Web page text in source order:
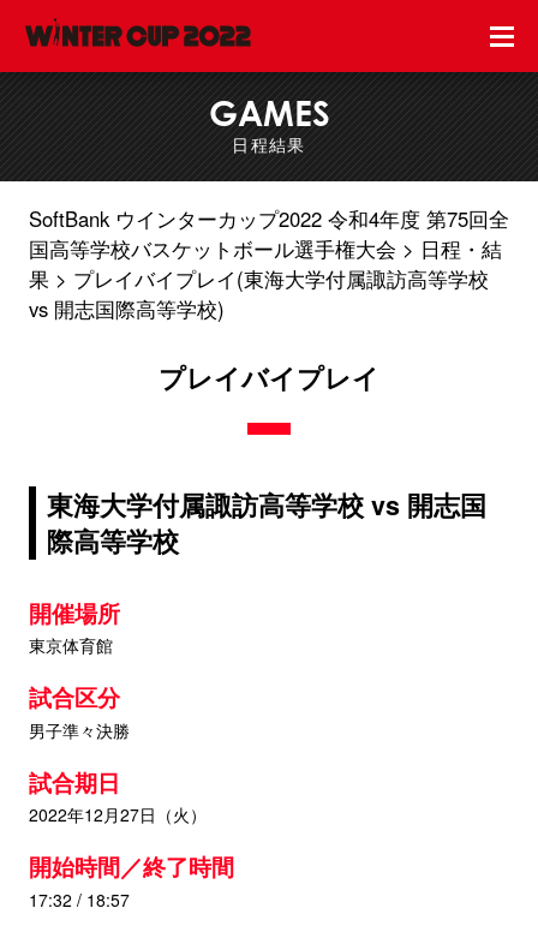
GAMES
日程結果
SoftBank ウインターカップ2022 令和4年度 第75回全
国高等学校バスケットボール選手権大会
日程・結
果
プレイバイプレイ(東海大学付属諏訪高等学校
vs 開志国際高等学校)
プレイバイプレイ
東海大学付属諏訪高等学校 vs 開志国
際高等学校
開催場所
東京体育館
試合区分
男子準々決勝
試合期日
2022年12月27日（火）
開始時間／終了時間
17:32 / 18:57